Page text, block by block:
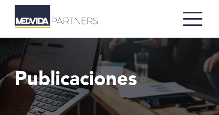
Publicaciones